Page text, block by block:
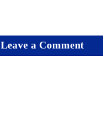
Leave a Comment